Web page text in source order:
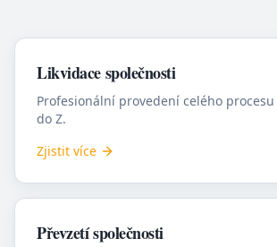
Likvidace společnosti
Profesionální provedení celého
do Z.
Zjistit více
Převzetí společnosti